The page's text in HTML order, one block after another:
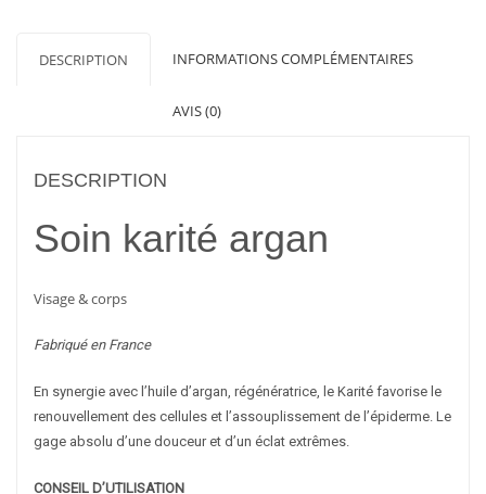
DESCRIPTION INFORMATIONS COMPLÉMENTAIRES
AVIS (0)
DESCRIPTION
Soin karité argan
Visage & corps
Fabriqué en France
En synergie avec l’huile d’argan, régénératrice, le Karité favorise le
renouvellement des cellules et l’assouplissement de l’épiderme. Le
gage absolu d’une douceur et d’un éclat extrêmes.
CONSEIL D’UTILISATION